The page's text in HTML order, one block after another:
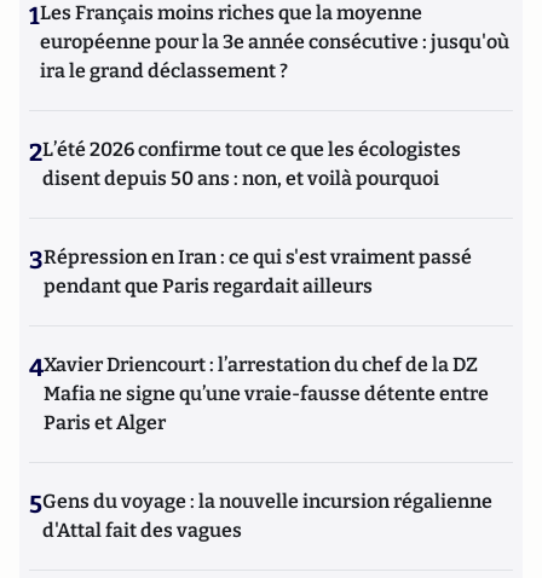
1Les Français moins riches que la moyenne
européenne pour la 3e année consécutive : jusqu'où
ira le grand déclassement ?
2L’été 2026 confirme tout ce que les écologistes
disent depuis 50 ans : non, et voilà pourquoi
3Répression en Iran : ce qui s'est vraiment passé
pendant que Paris regardait ailleurs
4Xavier Driencourt : l’arrestation du chef de la DZ
Mafia ne signe qu’une vraie-fausse détente entre
Paris et Alger
5Gens du voyage : la nouvelle incursion régalienne
d'Attal fait des vagues